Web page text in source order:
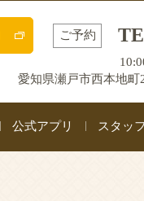
ご予約
愛知県瀬戸市西本地町
公式アプリ スタッ